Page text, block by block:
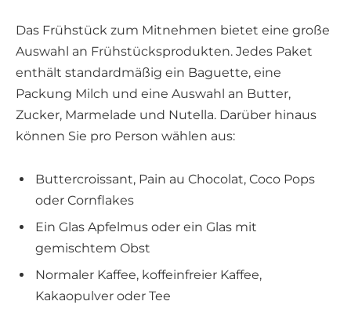
Das Frühstück zum Mitnehmen bietet eine große
Auswahl an Frühstücksprodukten. Jedes Paket
enthält standardmäßig ein Baguette, eine
Packung Milch und eine Auswahl an Butter,
Zucker, Marmelade und Nutella. Darüber hinaus
können Sie pro Person wählen aus:
Buttercroissant, Pain au Chocolat, Coco Pops
oder Cornflakes
Ein Glas Apfelmus oder ein Glas mit
gemischtem Obst
Normaler Kaffee, koffeinfreier Kaffee,
Kakaopulver oder Tee